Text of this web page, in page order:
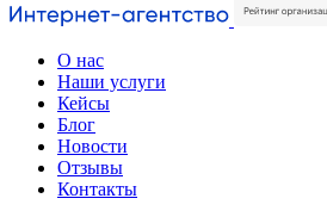
О нас
Наши услуги
Кейсы
Блог
Новости
Отзывы
Контакты